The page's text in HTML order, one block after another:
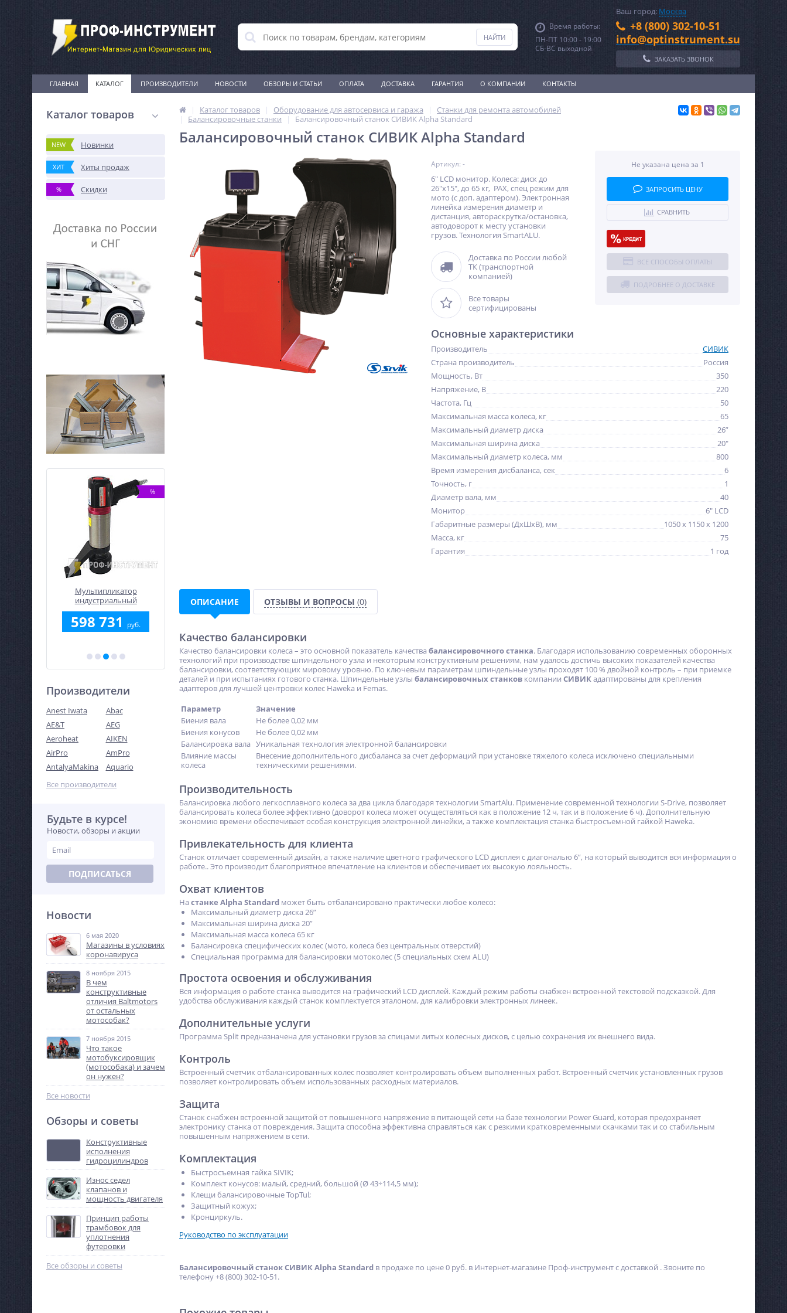
Время работы:
ПН-ПТ 10:00 - 19:00
СБ-ВС выходной
Ваш город: Москва
+8 (800) 302-10-51
info@optinstrument.su
ЗАКАЗАТЬ ЗВОНОК
ГЛАВНАЯ КАТАЛОГ ПРОИЗВОДИТЕЛИ НОВОСТИ ОБЗОРЫ И СТАТЬИ ОПЛАТА ДОСТАВКА ГАРАНТИЯ О КОМПАНИИ КОНТАКТЫ
Каталог товаров
NEW Новинки
ХИТ Хиты продаж
% Скидки
%
Мультипликатор
индустриальный
пневматический прямого
типа WAVOR PSW-21
598 731 руб.
Сварочный полуавтомат
Циклон ПДГ-200ДАВ
17 250
Сварочный полуавтомат
Циклон ПДГ-160А
Производители
Anest Iwata
Abac
AE&T
AEG
Aeroheat
AIKEN
AirPro
AmPro
AntalyaMakina
Aquario
Все производители
Будьте в курсе!
Новости, обзоры и акции
ПОДПИСАТЬСЯ
Новости
6 мая 2020
Магазины в условиях
коронавируса
8 ноября 2015
В чем
конструктивные
отличия Baltmotors
от остальных
мотособак?
7 ноября 2015
Что такое
мотобуксировщик
(мотособака) и зачем
он нужен?
Все новости
Обзоры и советы
Конструктивные
исполнения
гидроцилиндров
Износ седел
клапанов и
мощность двигателя
Принцип работы
трамбовок для
уплотнения
футеровки
Все обзоры и советы
Каталог товаров Оборудование для автосервиса и гаража
Станки для ремонта автомобилей
Балансировочные станки
Балансировочный станок СИВИК Alpha Standard
Балансировочный станок СИВИК Alpha Standard
Артикул: -
6" LCD монитор. Колеса: диск до
26"х15", до 65 кг, PAX, спец режим для
мото (с доп. адаптером). Электронная
линейка измерения диаметр и
дистанция, автораскрутка/остановка,
автодоворот к месту установки
грузов. Технология SmartALU.
Доставка по России любой
ТК (транспортной
компанией)
Все товары
сертифицированы
Не указана цена за 1
ЗАПРОСИТЬ ЦЕНУ
СРАВНИТЬ
ВСЕ СПОСОБЫ ОПЛАТЫ
ПОДРОБНЕЕ О ДОСТАВКЕ
Основные характеристики
Производитель
СИВИК
Страна производитель
Россия
Мощность, Вт
350
Напряжение, В
220
Частота, Гц
50
Максимальная масса колеса, кг
65
Максимальный диаметр диска
26”
Максимальная ширина диска
20″
Максимальный диаметр колеса, мм
800
Время измерения дисбаланса, сек
6
Точность, г
1
Диаметр вала, мм
40
Монитор
6" LCD
Габаритные размеры (ДхШхВ), мм
1050 x 1150 x 1200
Масса, кг
75
Гарантия
1 год
ОПИСАНИЕ ОТЗЫВЫ И ВОПРОСЫ (0)
Качество балансировки
Качество балансировки колеса – это основной показатель качества балансировочного станка. Благодаря использованию современных оборонных
технологий при производстве шпиндельного узла и некоторым конструктивным решениям, нам удалось достичь высоких показателей качества
балансировки, соответствующих мировому уровню. По ключевым параметрам шпиндельные узлы проходят 100 % двойной контроль – при приемке
деталей и при испытаниях готового станка. Шпиндельные узлы балансировочных станков компании СИВИКадаптированы для крепления
адаптеров для лучшей центровки колес Haweka и Femas.
Параметр
Значение
Биения вала
Не более 0,02 мм
Биения конусов
Не более 0,02 мм
Балансировка вала Уникальная технология электронной балансировки
Влияние массы
колеса
Внесение дополнительного дисбаланса за счет деформаций при установке тяжелого колеса исключено специальными
техническими решениями.
Производительность
Балансировка любого легкосплавного колеса за два цикла благодаря технологии SmartAlu. Применение современной технологии S-Drive, позволяет
балансировать колеса более эффективно (доворот колеса может осуществляться как в положение 12 ч, так и в положение 6 ч). Дополнительную
экономию времени обеспечивает особая конструкция электронной линейки, а также комплектация станка быстросъемной гайкой Haweka.
Привлекательность для клиента
Станок отличает современный дизайн, а также наличие цветного графического LCD дисплея с диагональю 6”, на который выводится вся информация о
работе.. Это производит благоприятное впечатление на клиентов и обеспечивает их высокую лояльность.
Охват клиентов
На станке Alpha Standard может быть отбалансировано практически любое колесо:
Максимальный диаметр диска 26”
Максимальная ширина диска 20”
Максимальная масса колеса 65 кг
Балансировка специфических колес (мото, колеса без центральных отверстий)
Специальная программа для балансировки мотоколес (5 специальных схем ALU)
Простота освоения и обслуживания
Вся информация о работе станка выводится на графический LCD дисплей. Каждый режим работы снабжен встроенной текстовой подсказкой. Для
удобства обслуживания каждый станок комплектуется эталоном, для калибровки электронных линеек.
Дополнительные услуги
Программа Split предназначена для установки грузов за спицами литых колесных дисков, с целью сохранения их внешнего вида.
Контроль
Встроенный счетчик отбалансированных колес позволяет контролировать объем выполненных работ. Встроенный счетчик установленных грузов
позволяет контролировать объем использованных расходных материалов.
Защита
Станок снабжен встроенной защитой от повышенного напряжение в питающей сети на базе технологии Power Guard, которая предохраняет
электронику станка от повреждения. Защита способна эффективна справляться как с резкими кратковременными скачками так и со стабильным
повышенным напряжением в сети.
Комплектация
Быстросъемная гайка SIVIK;
Комплект конусов: малый, средний, большой (Ø 43÷114,5 мм);
Клещи балансировочные TopTul;
Защитный кожух;
Кронциркуль.
Руководство по эксплуатации
Балансировочный станок СИВИК Alpha Standard в продаже по цене 0 руб. в Интернет-магазине Проф-инструмент с доставкой . Звоните по
телефону +8 (800) 302-10-51.